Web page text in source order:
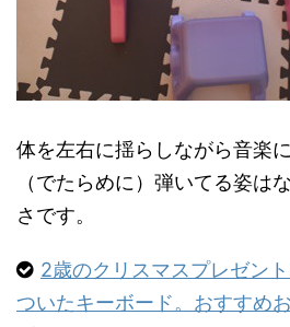
体を左右に揺らしながら音楽
（でたらめに）弾いてる姿は
さです。
2歳のクリスマスプレゼン
ついたキーボード。おすすめ